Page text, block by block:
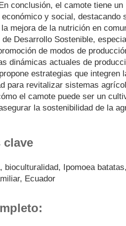
conclusión, el camote tiene
y social, destacando
mejora de la nutrición en
de Desarrollo Sostenible,
de modos de
dinámicas actuales de
estrategias que integren
para revitalizar sistemas
el camote puede ser un
la sostenibilidad de la
clave
bioculturalidad, Ipomoea
Ecuador